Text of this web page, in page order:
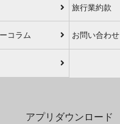
旅行業約款
コラム お問い合わせ
アプリダウンロード